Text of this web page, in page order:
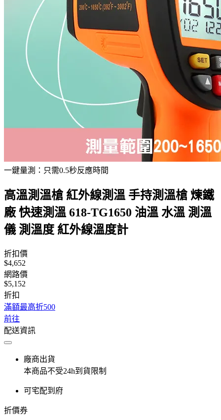
一鍵量測：只需0.5秒反應時間
高溫測溫槍 紅外線測溫 手持測溫槍 煉鐵
廠 快速測溫 618-TG1650 油溫 水溫 測溫
儀 測溫度 紅外線溫度計
折扣價
$4,652
網路價
$5,152
折扣
滿額最高折500
前往
配送資訊
廠商出貨
本商品不受24h到貨限制
可宅配到府
折價券